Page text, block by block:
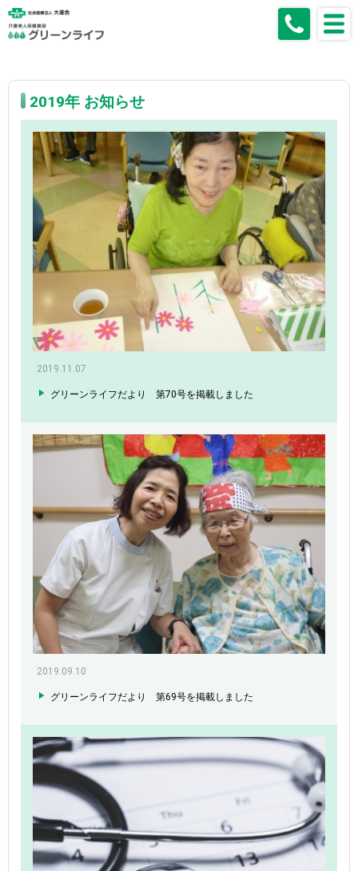
2019年 お知らせ
2019.11.07
グリーンライフだより 第70号を掲載しました
2019.09.10
グリーンライフだより 第69号を掲載しました